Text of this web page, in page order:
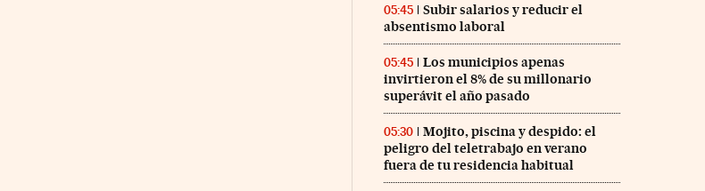
05:45
Subir salarios y reducir el
absentismo laboral
05:45
Los municipios apenas
invirtieron el 8% de su millonario
superávit el año pasado
05:30
Mojito, piscina y despido: el
peligro del teletrabajo en verano
fuera de tu residencia habitual